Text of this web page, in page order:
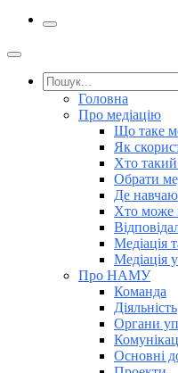
Головна
Про медіацію
Що таке
Як
Хто такий
Обрати
Де
Хто може
Медіація
Медіація у
Про НАМУ
Команда
Діяльність
Органи
Основні